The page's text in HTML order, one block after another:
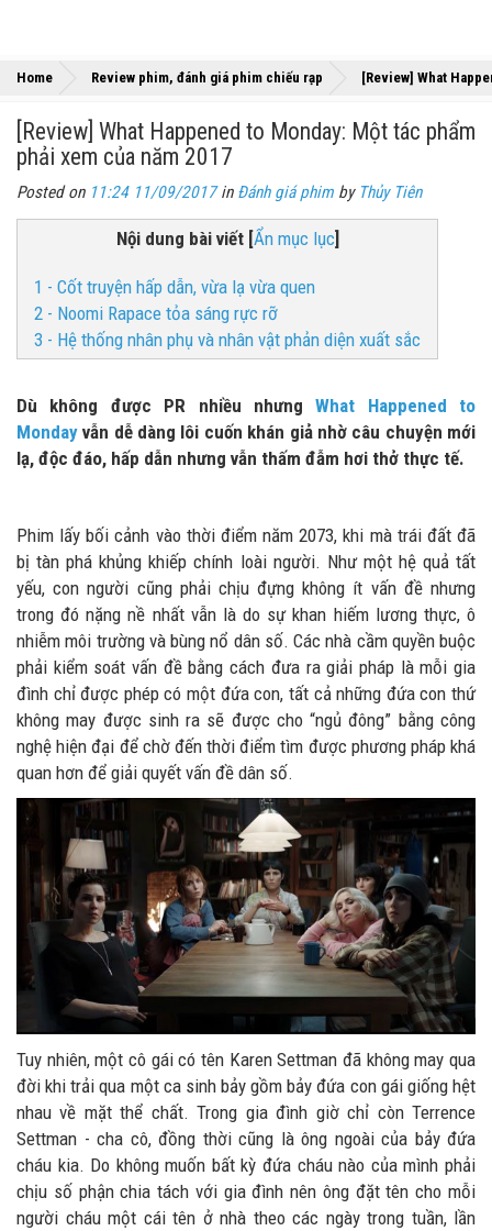
Home Review phim, đánh giá phim chiếu rạp [Review] What
[Review] What Happened to Monday: Một tác phẩm
phải xem của năm 2017
Posted on 11:24 11/09/2017in Đánh giá phim by Thủy Tiên
Nội dung bài viết[Ẩn mục lục]
1 - Cốt truyện hấp dẫn, vừa lạ vừa quen
2 - Noomi Rapace tỏa sáng rực rỡ
3 - Hệ thống nhân phụ và nhân vật phản diện xuất sắc
Dù không được PR nhiều nhưngWhat Happened to
Mondayvẫn dễ dàng lôi cuốn khán giả nhờ câu chuyện mới
lạ, độc đáo, hấp dẫn nhưng vẫn thấm đẫm hơi thở thực tế.
Phim lấy bối cảnh vào thời điểm năm 2073, khi mà trái đất đã
bị tàn phá khủng khiếp chính loài người. Như một hệ quả tất
yếu, con người cũng phải chịu đựng không ít vấn đề nhưng
trong đó nặng nề nhất vẫn là do sự khan hiếm lương thực, ô
nhiễm môi trường và bùng nổ dân số. Các nhà cầm quyền buộc
phải kiểm soát vấn đề bằng cách đưa ra giải pháp là mỗi gia
đình chỉ được phép có một đứa con, tất cả những đứa con thứ
không may được sinh ra sẽ được cho “ngủ đông” bằng công
nghệ hiện đại để chờ đến thời điểm tìm được phương pháp khá
quan hơn để giải quyết vấn đề dân số.
Tuy nhiên, một cô gái có tên Karen Settman đã không may qua
đời khi trải qua một ca sinh bảy gồm bảy đứa con gái giống hệt
nhau về mặt thể chất. Trong gia đình giờ chỉ còn Terrence
Settman - cha cô, đồng thời cũng là ông ngoài của bảy đứa
cháu kia. Do không muốn bất kỳ đứa cháu nào của mình phải
chịu số phận chia tách với gia đình nên ông đặt tên cho mỗi
người cháu một cái tên ở nhà theo các ngày trong tuần, lần